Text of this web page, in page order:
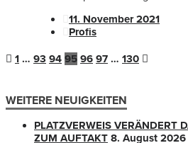
11. November 2021
Profis
1 … 93 94 95 96 97 … 130
WEITERE NEUIGKEITEN
PLATZVERWEIS VERÄNDERT
ZUM AUFTAKT 8. August 2026